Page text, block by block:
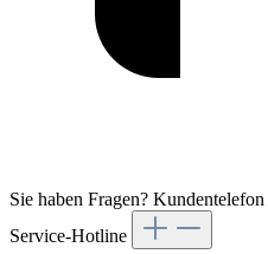
Sie haben Fragen?
Service-Hotline